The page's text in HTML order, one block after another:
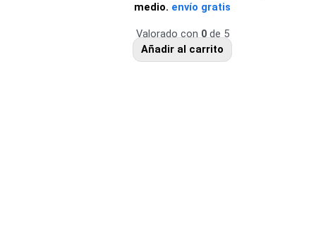
medio. envío gratis
Valorado con 0de 5
Añadir al carrito